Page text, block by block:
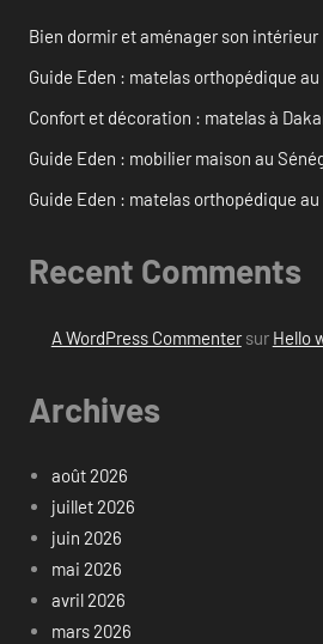
Bien dormir et aménager son
Guide Eden : matelas orthopédique
Confort et décoration : matelas à
Guide Eden : mobilier maison au
Guide Eden : matelas orthopédique
Recent Comments
A WordPress Commentersur Hello
Archives
août 2026
juillet 2026
juin 2026
mai 2026
avril 2026
mars 2026